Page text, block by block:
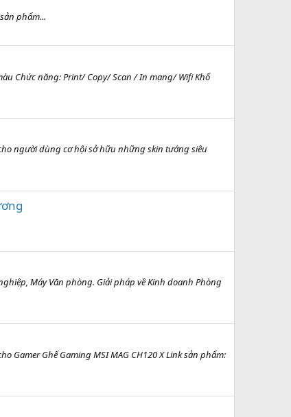
phẩm...
Chức năng: Print/ Copy/ Scan / In mạng/ Wifi Khổ
người dùng cơ hội sở hữu những skin tướng siêu
Máy Văn phòng. Giải pháp về Kinh doanh Phòng
Gamer Ghế Gaming MSI MAG CH120 X Link sản phẩm: